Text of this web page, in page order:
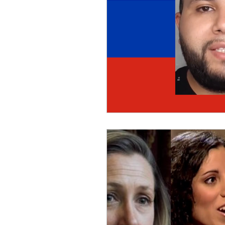
Russian (Publications)
Digital Books
Ukrainian Chinese
Turkish (Publications)
Geopolitics Art